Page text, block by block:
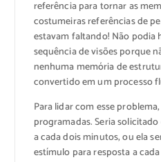
referência para tornar as
costumeiras referências de
estavam faltando! Não podia
sequência de visões porque
nenhuma memória de
convertido em um processo
Para lidar com esse
programadas. Seria
a cada dois minutos, ou ela
estímulo para resposta a